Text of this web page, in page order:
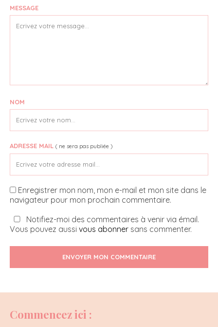
MESSAGE
NOM
ADRESSE MAIL ( ne sera pas publiée )
Enregistrer mon nom, mon e-mail et mon site dans le
navigateur pour mon prochain commentaire.
Notifiez-moi des commentaires à venir via émail.
Vous pouvez aussi vous abonner sans commenter.
ENVOYER MON COMMENTAIRE
Commencez ici :